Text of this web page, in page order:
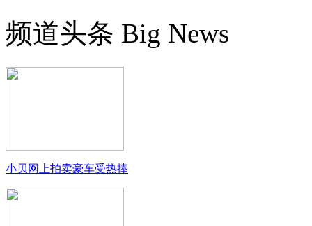
频道头条 Big News
小贝网上拍卖豪车受热捧